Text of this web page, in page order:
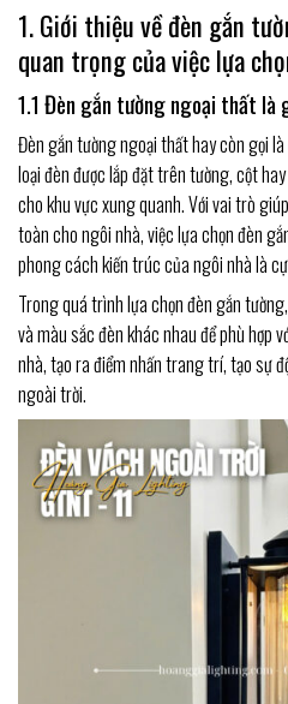
1. Giới thiệu về đèn gắn
quan trọng của việc lựa
1.1 Đèn gắn tường ngoại thất là
Đèn gắn tường ngoại thất hay còn gọi
loại đèn được lắp đặt trên tường, cột
cho khu vực xung quanh. Với vai trò
toàn cho ngôi nhà, việc lựa chọn đèn
phong cách kiến trúc của ngôi nhà là
Trong quá trình lựa chọn đèn gắn
và màu sắc đèn khác nhau để phù hợp
nhà, tạo ra điểm nhấn trang trí, tạo sự
ngoài trời.